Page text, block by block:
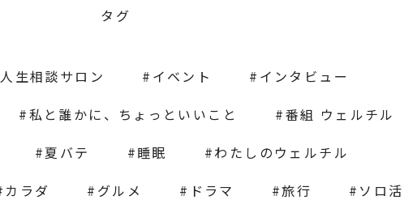
タグ
人生相談サロン イベント
インタビュー
私と誰かに、ちょっといいこと
番組 ウェルチル
夏バテ 睡眠
わたしのウェルチル
カラダ グルメ ドラマ 旅行
ソロ活